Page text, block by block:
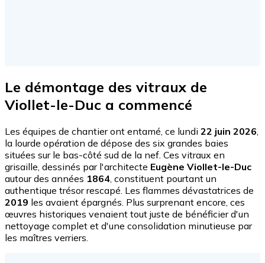
Le démontage des vitraux de
Viollet-le-Duc a commencé
Les équipes de chantier ont entamé, ce lundi 22 juin 2026
la lourde opération de dépose des six grandes baies
situées sur le bas-côté sud de la nef. Ces vitraux en
grisaille, dessinés par l'architecte Eugène Viollet-le-Duc
autour des années 1864 , constituent pourtant un
authentique trésor rescapé. Les flammes dévastatrices de
2019 les avaient épargnés. Plus surprenant encore, ces
œuvres historiques venaient tout juste de bénéficier d'un
nettoyage complet et d'une consolidation minutieuse par
les maîtres verriers.